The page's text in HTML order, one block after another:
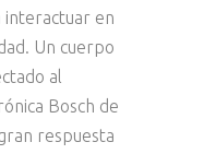
interactuar en
Un cuerpo
al
Bosch de
respuesta